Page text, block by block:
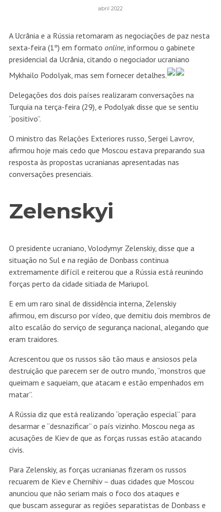
abril 2022
A Ucrânia e a Rússia retomaram as negociações de paz nesta
sexta-feira (1º) em formato online, informou o gabinete
presidencial da Ucrânia, citando o negociador ucraniano
Mykhailo Podolyak, mas sem fornecer detalhes.
Delegações dos dois países realizaram conversações na
Turquia na terça-feira (29), e Podolyak disse que se sentiu
“positivo”.
O ministro das Relações Exteriores russo, Sergei Lavrov,
afirmou hoje mais cedo que Moscou estava preparando sua
resposta às propostas ucranianas apresentadas nas
conversações presenciais.
Zelenskyi
O presidente ucraniano, Volodymyr Zelenskiy, disse que a
situação no Sul e na região de Donbass continua
extremamente difícil e reiterou que a Rússia está reunindo
forças perto da cidade sitiada de Mariupol.
E em um raro sinal de dissidência interna, Zelenskiy
afirmou, em discurso por vídeo, que demitiu dois membros de
alto escalão do serviço de segurança nacional, alegando que
eram traidores.
Acrescentou que os russos são tão maus e ansiosos pela
destruição que parecem ser de outro mundo, “monstros que
queimam e saqueiam, que atacam e estão empenhados em
matar”.
A Rússia diz que está realizando “operação especial” para
desarmar e “desnazificar” o país vizinho. Moscou nega as
acusações de Kiev de que as forças russas estão atacando
civis.
Para Zelenskiy, as forças ucranianas fizeram os russos
recuarem de Kiev e Chernihiv – duas cidades que Moscou
anunciou que não seriam mais o foco dos ataques e
que buscam assegurar as regiões separatistas de Donbass e